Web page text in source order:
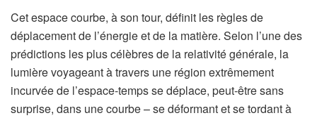
Cet espace courbe, à son tour, définit les règles de
déplacement de l’énergie et de la matière. Selon l’une des
prédictions les plus célèbres de la relativité générale, la
lumière voyageant à travers une région extrêmement
incurvée de l’espace-temps se déplace, peut-être sans
surprise, dans une courbe – se déformant et se tordant à